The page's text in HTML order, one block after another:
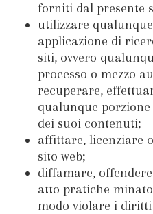
forniti dal presente
utilizzare
applicazione di
siti, ovvero
processo o mezzo
recuperare,
qualunque porzione
dei suoi contenuti;
affittare, licenziare
sito web;
diffamare,
atto pratiche
modo violare i